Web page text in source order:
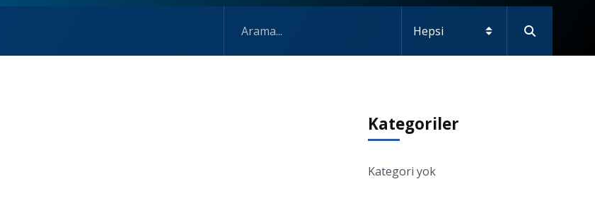
Kategoriler
Kategori yok